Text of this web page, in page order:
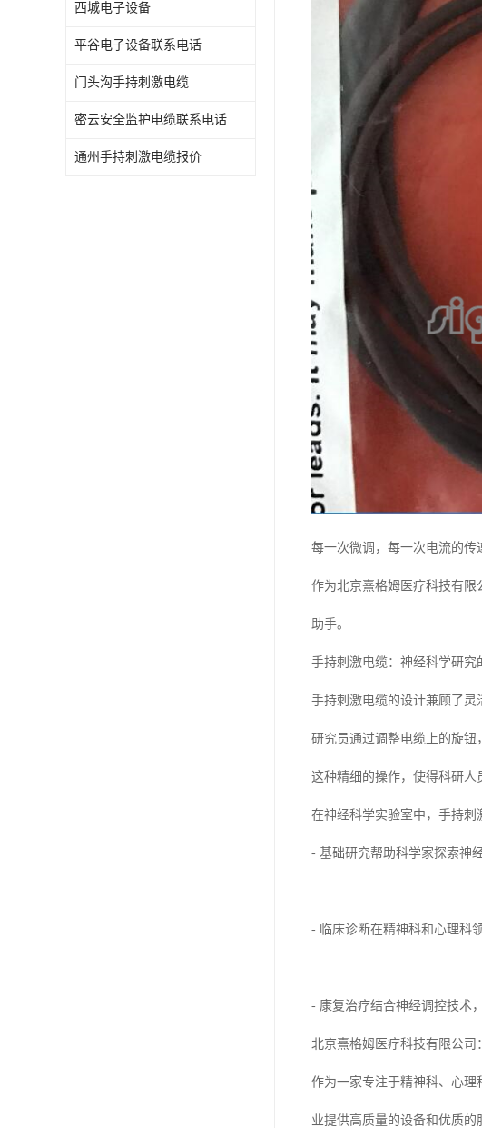
西城电子设备
平谷电子设备联系电话
门头沟手持刺激电缆
密云安全监护电缆联系电话
通州手持刺激电缆报价
每一次微调，每一次电流的传
作为北京熹格姆医疗科技有
助手。
手持刺激电缆：神经科学研究
手持刺激电缆的设计兼顾了灵
研究员通过调整电缆上的旋钮
这种精细的操作，使得科研人
在神经科学实验室中，手持刺
- 基础研究帮助科学家探索神
- 临床诊断在精神科和心理科
- 康复治疗结合神经调控技术
北京熹格姆医疗科技有限公
作为一家专注于精神科、心
业提供高质量的设备和优质的